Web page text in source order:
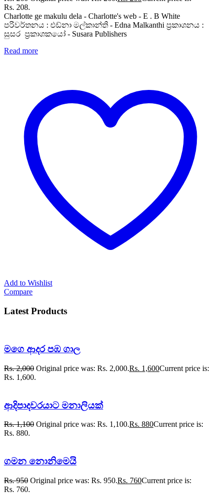
Rs. 208.
Charlotte ge makulu dela - Charlotte's web - E . B White
පරිවර්තනය : එඩ්නා මල්කාන්ති - Edna Malkanthi ප්‍රකාශනය :
සුසර ප්‍රකාශකයෝ - Susara Publishers
Read more
Add to Wishlist
Compare
Latest Products
මගෙ ආදර පඹ ගාල
Rs.2,000 Original price was: Rs. 2,000.Rs. 1,600Current price is:
Rs. 1,600.
ආදිපාදවරයාට මනාලියක්
Rs.1,100 Original price was: Rs. 1,100.Rs. 880Current price is:
Rs. 880.
ගමන නොනිමෙයි
Rs.950 Original price was: Rs. 950.Rs. 760Current price is:
Rs. 760.